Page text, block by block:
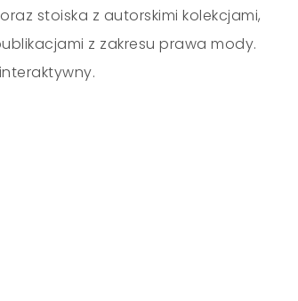
stoiska z autorskimi kolekcjami,
z zakresu prawa mody.